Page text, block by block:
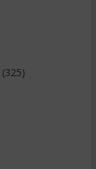
(325)